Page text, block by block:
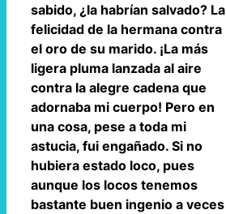
sabido, ¿la habrían salvado? La
felicidad de la hermana contra
el oro de su marido. ¡La más
ligera pluma lanzada al aire
contra la alegre cadena que
adornaba mi cuerpo! Pero en
una cosa, pese a toda mi
astucia, fui engañado. Si no
hubiera estado loco, pues
aunque los locos tenemos
bastante buen ingenio a veces